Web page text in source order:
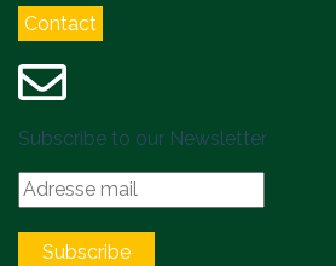
Contact
Subscribe to our Newsletter
Subscribe